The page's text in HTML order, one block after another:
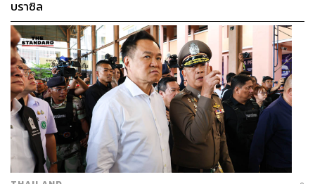
บราซิล